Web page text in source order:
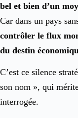
bel et bien d’un
Car dans un pays
contrôler le flux
du destin
C’est ce silence
son nom », qui
interrogée.